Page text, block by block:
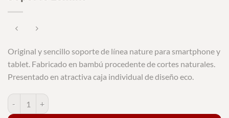
Original y sencillo soporte de línea nature para smartphone y
tablet. Fabricado en bambú procedente de cortes naturales.
Presentado en atractiva caja individual de diseño eco.
Soporte Lemins cantidad